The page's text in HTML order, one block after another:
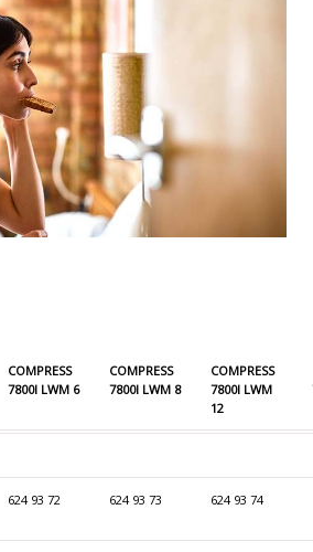
COMPRESS
7800I LWM 6
COMPRESS
7800I LWM 8
COMPRESS
7800I LWM
12
624 93 72 624 93 73 624 93 74